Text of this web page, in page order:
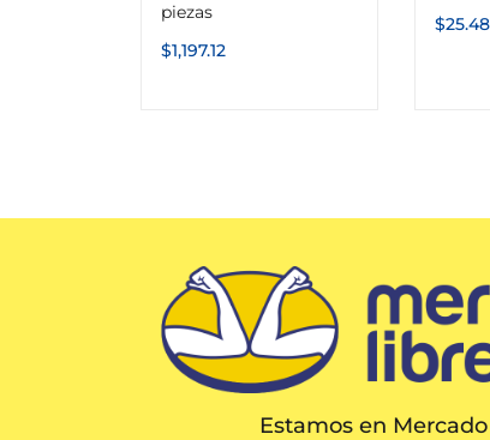
piezas
$1,197.12
$25.48
Estamos en